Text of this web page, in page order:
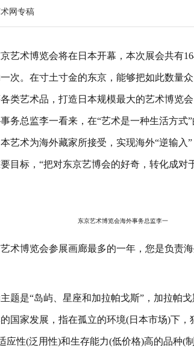
网专稿
术博览会将在日本开幕，本次展会共有
次。在寸土寸金的东京，能够把如此数量
类艺术品，打造日本规模最大的艺术博览
务总监李一看来，在“艺术是一种生活方式
艺术为海外藏家所接受，实现海外“逆输入
目标，“把对东京艺博会的好奇，转化成对
东京艺术博览会海外事务总监李一
博览会参展画廊最多的一年，您是负责海
是“岛屿、星座和加拉帕戈斯”，加拉帕戈
国家发展，指在孤立的环境(日本市场)下
性(泛用性)和生存能力(低价格)高的品种(